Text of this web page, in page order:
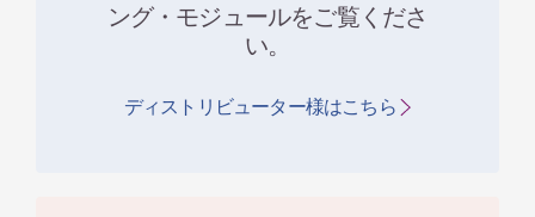
ング・モジュールをご覧くださ
い。
ディストリビューター様はこちら